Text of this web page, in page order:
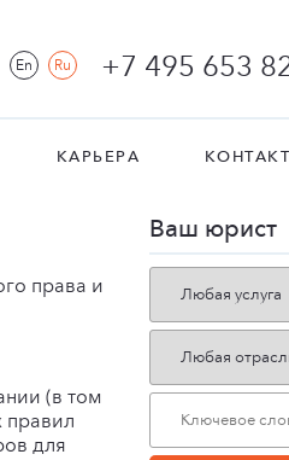
En Ru +7 495 653
КАРЬЕРА
права и
(в том
правил
для
Ваш юрист